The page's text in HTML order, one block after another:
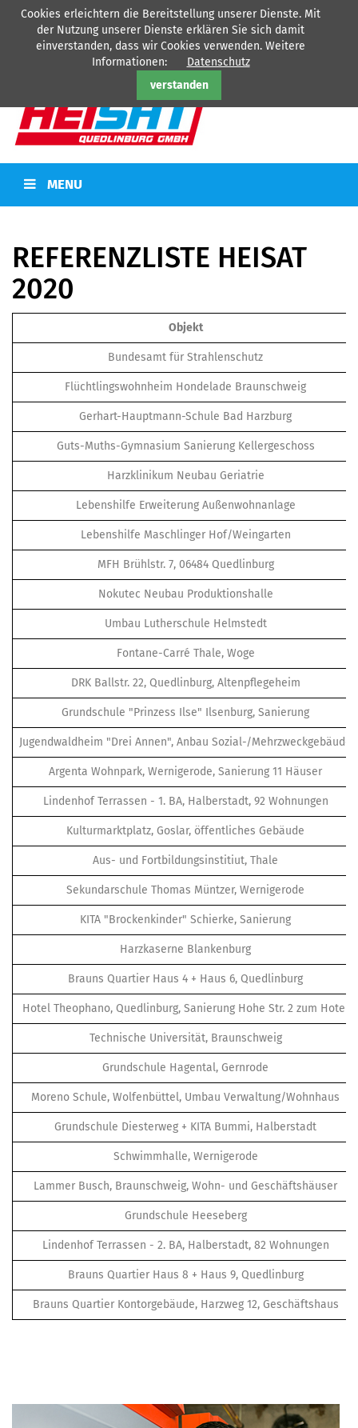
Cookies erleichtern die Bereitstellung unserer Dienste. Mit
der Nutzung unserer Dienste erklären Sie sich damit
einverstanden, dass wir Cookies verwenden. Weitere
Informationen:
Datenschutz
verstanden
HEISAT Quedlinburg GmbH - Ihr Partner fürHeizung-Sanitär
Kälte-
Tel: 03946/77360
MENU
REFERENZLISTE HEISAT
2020
Objekt
Bundesamt für Strahlenschutz
Flüchtlingswohnheim Hondelade Braunschweig
Gerhart-Hauptmann-Schule Bad Harzburg
Guts-Muths-Gymnasium Sanierung Kellergeschoss
Harzklinikum Neubau Geriatrie
Lebenshilfe Erweiterung Außenwohnanlage
Lebenshilfe Maschlinger Hof/Weingarten
MFH Brühlstr. 7, 06484 Quedlinburg
Nokutec Neubau Produktionshalle
Umbau Lutherschule Helmstedt
Fontane-Carré Thale, Woge
DRK Ballstr. 22, Quedlinburg, Altenpflegeheim
Grundschule "Prinzess Ilse" Ilsenburg, Sanierung
Jugendwaldheim "Drei Annen", Anbau Sozial-/Mehrzweckgebäude
Argenta Wohnpark, Wernigerode, Sanierung 11 Häuser
Lindenhof Terrassen - 1. BA, Halberstadt, 92 Wohnungen
Kulturmarktplatz, Goslar, öffentliches Gebäude
Aus- und Fortbildungsinstitiut, Thale
Sekundarschule Thomas Müntzer, Wernigerode
KITA "Brockenkinder" Schierke, Sanierung
Harzkaserne Blankenburg
Brauns Quartier Haus 4 + Haus 6, Quedlinburg
Hotel Theophano, Quedlinburg, Sanierung Hohe Str. 2 zum Hotel
Technische Universität, Braunschweig
Grundschule Hagental, Gernrode
Moreno Schule, Wolfenbüttel, Umbau Verwaltung/Wohnhaus
Grundschule Diesterweg + KITA Bummi, Halberstadt
Schwimmhalle, Wernigerode
Lammer Busch, Braunschweig, Wohn- und Geschäftshäuser
Grundschule Heeseberg
Lindenhof Terrassen - 2. BA, Halberstadt, 82 Wohnungen
Brauns Quartier Haus 8 + Haus 9, Quedlinburg
Brauns Quartier Kontorgebäude, Harzweg 12, Geschäftshaus